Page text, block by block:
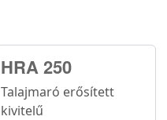
HRA 250
Talajmaró erősített
kivitelű